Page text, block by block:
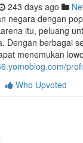
243 days ago
negara dengan
itu, peluang
Dengan berbagai
menemukan
Who Upvoted